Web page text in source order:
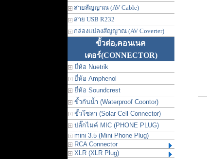
สายสัญญาณ (AV Cable)
สาย USB R232
กล่องแปลงสัญญาณ (AV Coverter)
ขั้วต่อ,คอนเนค
เตอร์(CONNECTOR)
ยี่ห้อ Nuetrik
ยี่ห้อ Amphenol
ยี่ห้อ Soundcrest
ขั้วกันน้ำ (Waterproof Coontor)
ขั้วโซลา (Solar Cell Connector)
ปลั๊กไมค์ MIC (PHONE PLUG)
mini 3.5 (Mini Phone Plug)
RCA Connector
XLR (XLR Plug)